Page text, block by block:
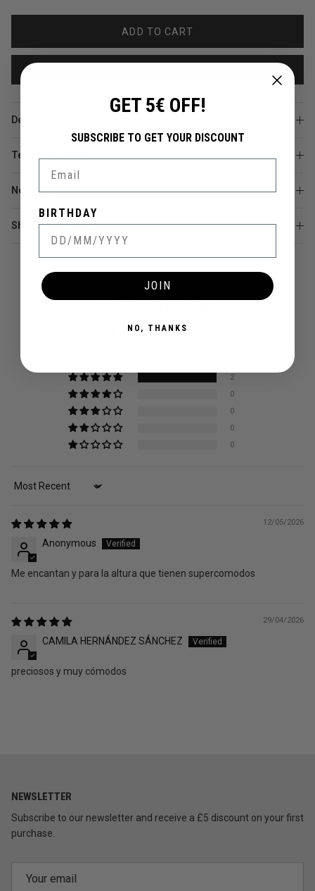
ADD TO CART
Details
Technical sheet
Need help?
Shipping and returns
5.00 out of 5
2
0
0
0
0
Sort by
12/05/2026
Anonymous
Me encantan y para la altura que tienen supercomodos
29/04/2026
CAMILA HERNÁNDEZ SÁNCHEZ
preciosos y muy cómodos
NEWSLETTER
Subscribe to our newsletter and receive a £5 discount on your first
purchase.
GET 5€ OFF!
SUBSCRIBE TO GET YOUR DISCOUNT
BIRTHDAY
JOIN
NO, THANKS